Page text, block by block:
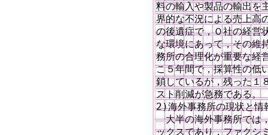
料の輸入や製品の輸出を
界的な不況による売上高
の後遺症で，Ｏ社の経営
な環境にあって，その維
務所の合理化が重要な経
こ５年間で，採算性の低
鎖しているが，残った１
スト削減が急務である。
2)海外事務所の現状と情
大半の海外事務所では
ックスであり，ファク